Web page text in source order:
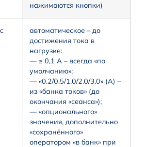
нажимаются кнопки)
автоматическое – до
достижения тока в
нагрузке:
— ≥ 0,1 А – всегда «по
умолчанию»;
— «0.2/0.5/1.0/2.0/3.0» (А) –
из «банка токов» (до
окончания «сеанса»);
— «опционального»
значения, дополнительно
«сохранённого»
оператором «в банк» при